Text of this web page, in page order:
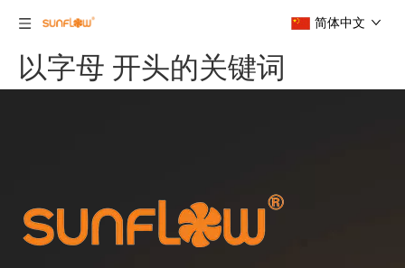
简体中文
以字母 开头的关键词